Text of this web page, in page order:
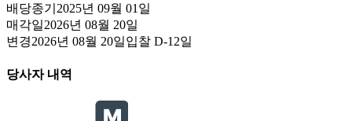
배당종기 2025년 09월 01일
매각일2026년 08월 20일
변경2026년 08월 20일입찰 D-12일
당사자 내역